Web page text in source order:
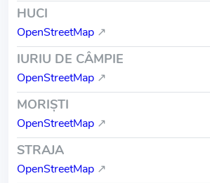
HUCI
OpenStreetMap ↗
IURIU DE CÂMPIE
OpenStreetMap ↗
MORIŞTI
OpenStreetMap ↗
STRAJA
OpenStreetMap ↗